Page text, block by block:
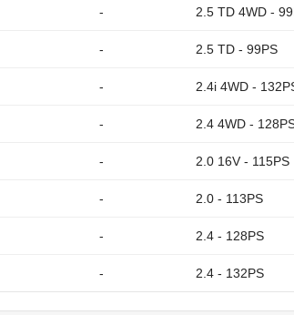
- 2.5 TD 4WD -
- 2.5 TD - 99PS
- 2.4i 4WD -
- 2.4 4WD -
- 2.0 16V - 115PS
- 2.0 - 113PS
- 2.4 - 128PS
- 2.4 - 132PS